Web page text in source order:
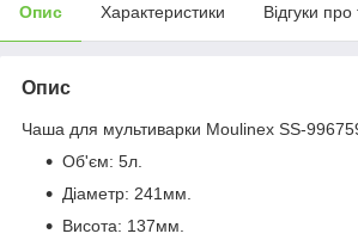
Опис Характеристики Відгуки про
Опис
Чаша для мультиварки Moulinex SS-
Об'єм: 5л.
Діаметр: 241мм.
Висота: 137мм.